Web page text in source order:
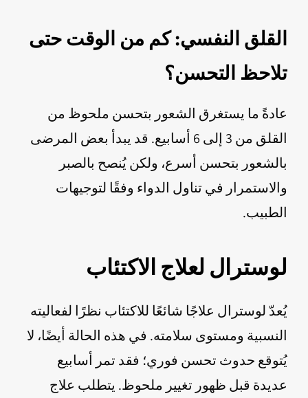
القلق النفسي: كم من الوقت حتى
تلاحظ التحسن؟
عادةً ما يستغرق الشعور بتحسن ملحوظ من
القلق من 3 إلى 6 أسابيع. قد يبدأ بعض المرضى
بالشعور بتحسن أسرع، ولكن يُنصح بالصبر
والاستمرار في تناول الدواء وفقًا لتوجيهات
الطبيب.
لوسترال لعلاج الاكتئاب
يُعدّ لوسترال علاجًا شائعًا للاكتئاب نظرًا لفعاليته
النسبية ومستوى سلامته. في هذه الحالة أيضًا، لا
يُتوقع حدوث تحسن فوري؛ فقد تمر أسابيع
عديدة قبل ظهور تغيير ملحوظ. يتطلب علاج